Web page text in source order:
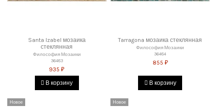
Santa Izabel мозаика
стеклянная
Философия Мозаики
36483
935 ₽
В корзину
Tarragona мозаика стеклянная
Философия Мозаики
36484
855 ₽
В корзину
Новое Новое